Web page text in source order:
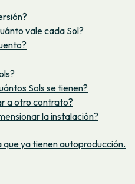
vale cada Sol?
Sols se tienen?
a otro contrato?
la instalación?
ya tienen autoproducción.